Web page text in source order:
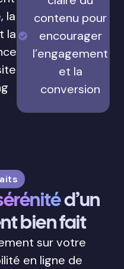
la
la
contenu pour
encourager
l’engagement
et la
conversion
d’un
bien fait
sur votre
en ligne de